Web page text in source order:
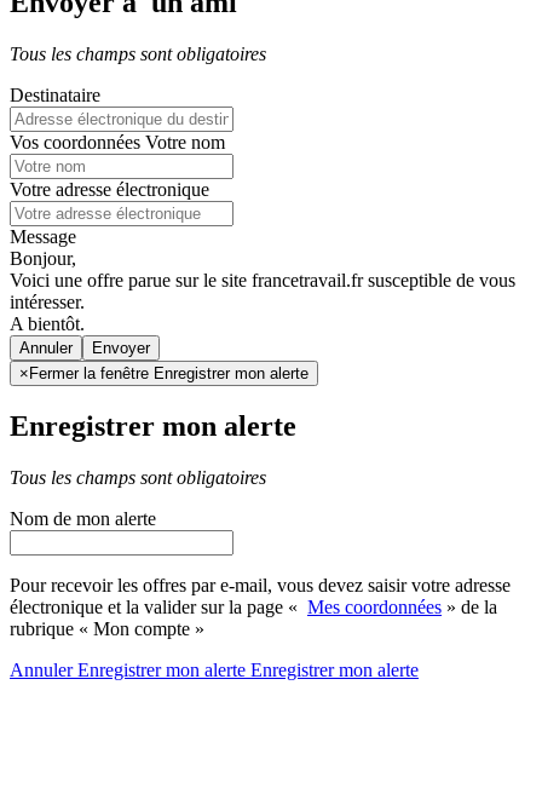
Tous les champs sont obligatoires
Destinataire
Vos coordonnées Votre nom
Votre adresse électronique
Message
Bonjour,
Voici une offre parue sur le site francetravail.fr susceptible de vous
intéresser.
A bientôt.
Annuler
× Fermer la fenêtre Enregistrer mon alerte
Enregistrer mon alerte
Tous les champs sont obligatoires
Nom de mon alerte
Pour recevoir les offres par e-mail, vous devez saisir votre adresse
électronique et la valider sur la page « Mes coordonnées » de la
rubrique « Mon compte »
AnnulerEnregistrer mon alerte Enregistrermon alerte